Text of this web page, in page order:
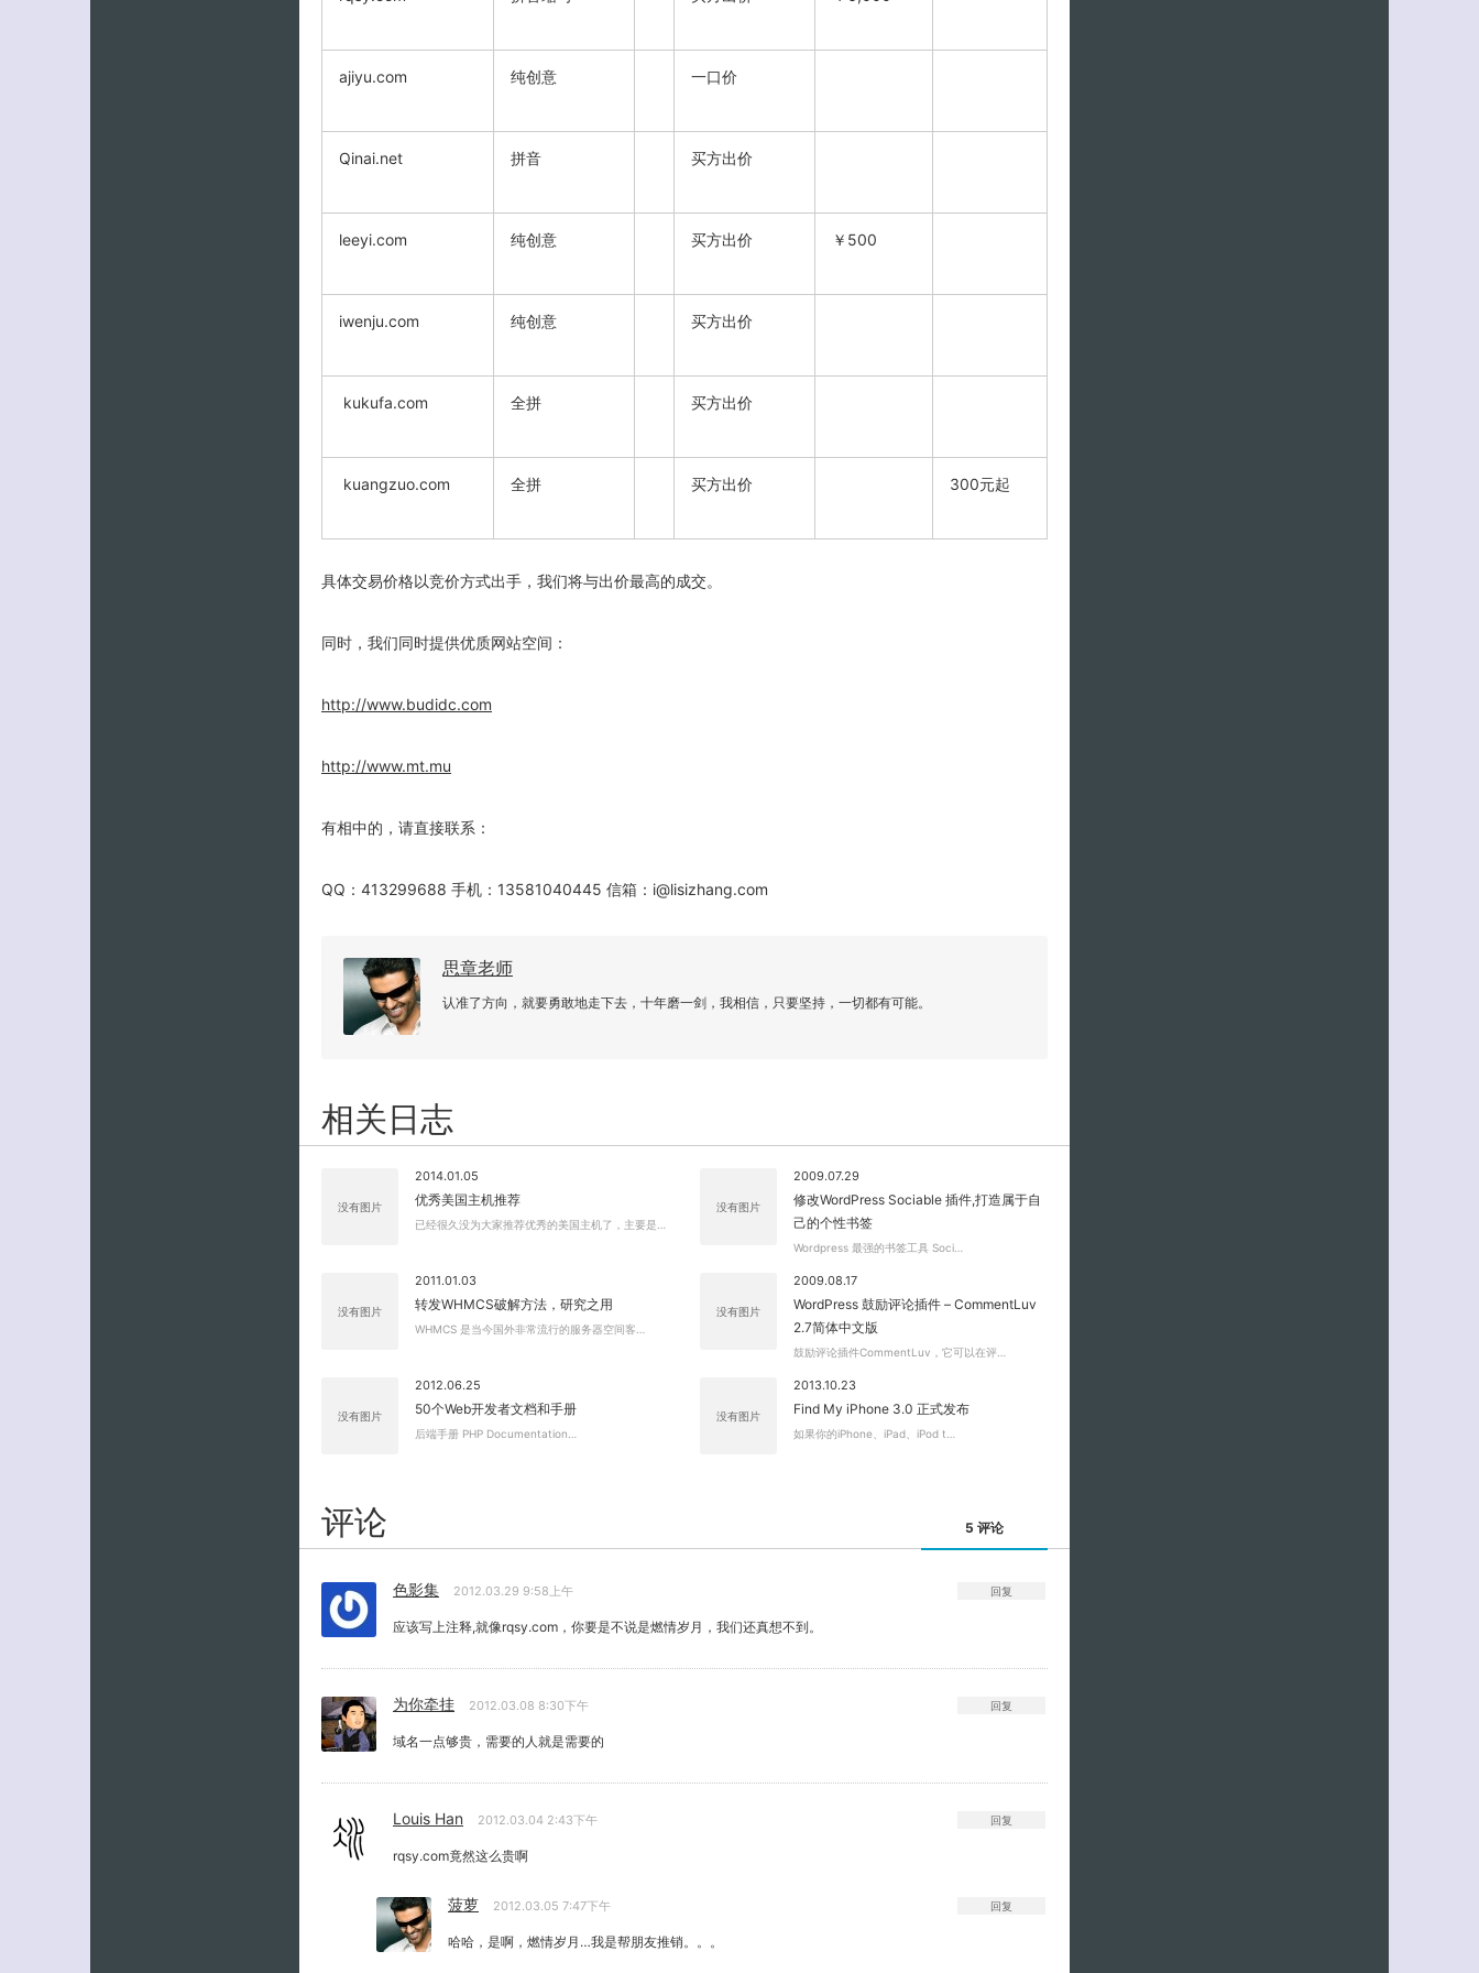
ajiyu.com 纯创意 一口价
Qinai.net 拼音 买方出价
leeyi.com 纯创意 买方出价 ￥500
iwenju.com 纯创意 买方出价
kukufa.com 全拼 买方出价
kuangzuo.com 全拼 买方出价 300元起
具体交易价格以竞价方式出手，我们将与出价最高的成交。
同时，我们同时提供优质网站空间：
http://www.budidc.com
http://www.mt.mu
有相中的，请直接联系：
QQ：413299688 手机：13581040445 信箱：i@lisizhang.com
思章老师
认准了方向，就要勇敢地走下去，十年磨一剑，我相信，只要坚持，一切都有可能。
相关日志
没有图片
2014.01.05
优秀美国主机推荐
已经很久没为大家推荐优秀的美国主机了，主要是…
没有图片
2009.07.29
修改WordPress Sociable 插件,打造属于自
己的个性书签
Wordpress 最强的书签工具 Soci…
没有图片
2011.01.03
转发WHMCS破解方法，研究之用
WHMCS 是当今国外非常流行的服务器空间客…
没有图片
2009.08.17
WordPress 鼓励评论插件 – CommentLuv
2.7简体中文版
鼓励评论插件CommentLuv，它可以在评…
没有图片
2012.06.25
50个Web开发者文档和手册
后端手册 PHP Documentation…
没有图片
2013.10.23
Find My iPhone 3.0 正式发布
如果你的iPhone、iPad、iPod t…
评论 5 评论
色影集 2012.03.29 9:58上午
应该写上注释,就像rqsy.com，你要是不说是燃情岁月，我们还真想不到。
回复
为你牵挂 2012.03.08 8:30下午
域名一点够贵，需要的人就是需要的
回复
Louis Han 2012.03.04 2:43下午
rqsy.com竟然这么贵啊
回复
菠萝 2012.03.05 7:47下午
哈哈，是啊，燃情岁月…我是帮朋友推销。。。
回复